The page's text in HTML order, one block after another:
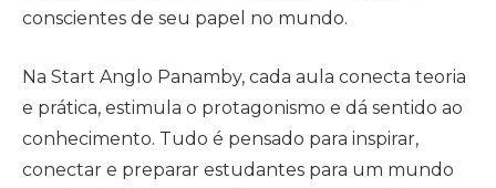
conscientes de seu papel no mundo.
Na Start Anglo Panamby, cada aula conecta teoria
e prática, estimula o protagonismo e dá sentido ao
conhecimento. Tudo é pensado para inspirar,
conectar e preparar estudantes para um mundo